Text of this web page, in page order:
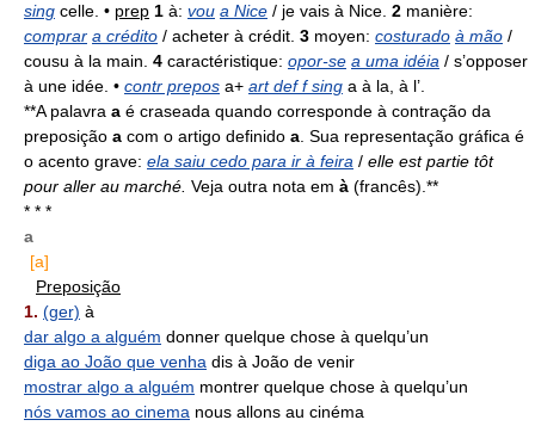
sing celle. • prep 1 à: vou a Nice / je vais à Nice. 2 manière:
comprar a crédito / acheter à crédit. 3 moyen: costurado à mão /
cousu à la main. 4 caractéristique: opor-se a uma idéia / s’opposer
à une idée. • contr prepos a+ art def f sing a à la, à l’.
**A palavra a é craseada quando corresponde à contração da
preposição a com o artigo definido a. Sua representação gráfica é
o acento grave: ela saiu cedo para ir à feira / elle est partie tôt
pour aller au marché. Veja outra nota em à (francês).**
* * *
a
[a]
Preposição
1. (ger) à
dar algo a alguém donner quelque chose à quelqu’un
diga ao João que venha dis à João de venir
mostrar algo a alguém montrer quelque chose à quelqu’un
nós vamos ao cinema nous allons au cinéma